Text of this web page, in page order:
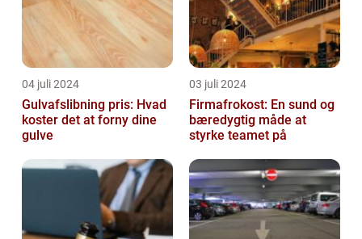
04 juli 2024
Gulvafslibning pris: Hvad
koster det at forny dine
gulve
03 juli 2024
Firmafrokost: En sund og
bæredygtig måde at
styrke teamet på